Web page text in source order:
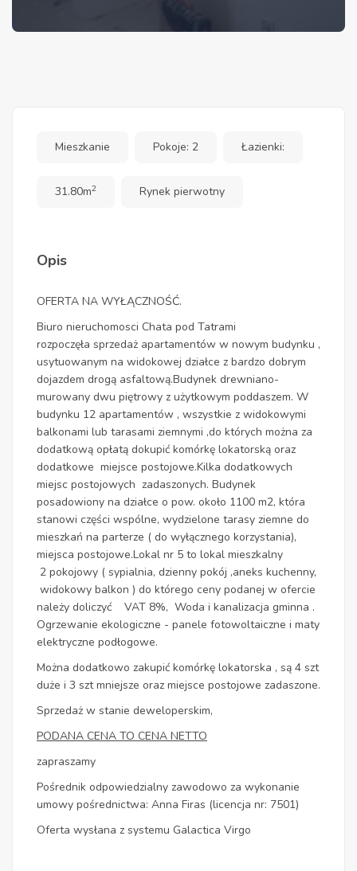
Mieszkanie Pokoje: 2 Łazienki:
31.80m2 Rynek pierwotny
Opis
OFERTA NA WYŁĄCZNOŚĆ.
Biuro nieruchomosci Chata pod Tatrami
rozpoczęła sprzedaż apartamentów w nowym budynku ,
usytuowanym na widokowej działce z bardzo dobrym
dojazdem drogą asfaltową.Budynek drewniano-
murowany dwu piętrowy z użytkowym poddaszem. W
budynku 12 apartamentów , wszystkie z widokowymi
balkonami lub tarasami ziemnymi ,do których można za
dodatkową opłatą dokupić komórkę lokatorską oraz
dodatkowe miejsce postojowe.Kilka dodatkowych
miejsc postojowych zadaszonych. Budynek
posadowiony na działce o pow. około 1100 m2, która
stanowi części wspólne, wydzielone tarasy ziemne do
mieszkań na parterze ( do wyłącznego korzystania),
miejsca postojowe.Lokal nr 5 to lokal mieszkalny
2 pokojowy ( sypialnia, dzienny pokój ,aneks kuchenny,
widokowy balkon ) do którego ceny podanej w ofercie
należy doliczyć VAT 8%, Woda i kanalizacja gminna .
Ogrzewanie ekologiczne - panele fotowoltaiczne i maty
elektryczne podłogowe.
Można dodatkowo zakupić komórkę lokatorska , są 4 szt
duże i 3 szt mniejsze oraz miejsce postojowe zadaszone.
Sprzedaż w stanie deweloperskim,
PODANA CENA TO CENA NETTO
zapraszamy
Pośrednik odpowiedzialny zawodowo za wykonanie
umowy pośrednictwa: Anna Firas (licencja nr: 7501)
Oferta wysłana z systemu Galactica Virgo